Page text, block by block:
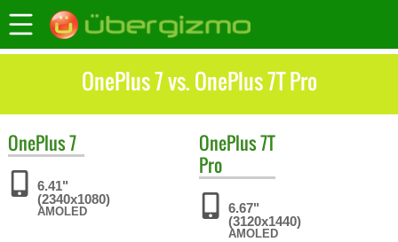
OnePlus 7 vs. OnePlus 7T Pro
OnePlus7
6.41"
(2340x1080)
AMOLED
OnePlus7T
Pro
6.67"
(3120x1440)
AMOLED